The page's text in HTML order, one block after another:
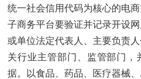
统一社会信用代码为核心的电
子商务平台要验证并记录开设
或单位法定代表人、主要负责
关行业主管部门、监管部门，
据。以食品、药品、医疗器械